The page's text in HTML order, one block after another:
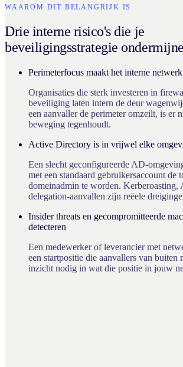
WAAROM DIT BELANGRIJK IS
Drie interne risico's die je
beveiligingsstrategie
Perimeterfocus maakt het interne
Organisaties die sterk investeren in
beveiliging laten intern de deur
een aanvaller de perimeter omzeilt, is er
beweging tegenhoudt.
Active Directory is in vrijwel elke
Een slecht geconfigureerde AD-
met een standaard gebruikersaccount de
domeinadmin te worden. Kerberoasting,
delegation-aanvallen zijn reëele
Insider threats en gecompromitteerde
detecteren
Een medewerker of leverancier met
een startpositie die aanvallers van buiten
inzicht nodig in wat die positie in jouw